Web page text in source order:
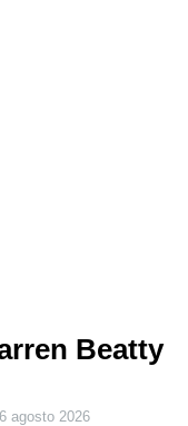
Beatty
6 agosto 2026